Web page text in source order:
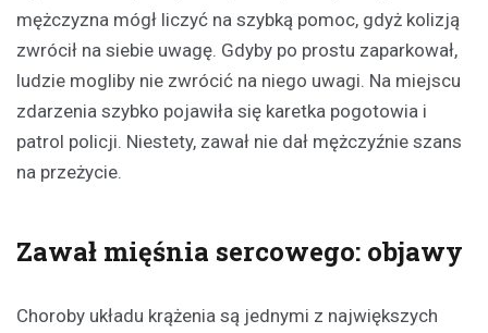
mężczyzna mógł liczyć na szybką pomoc, gdyż kolizją
zwrócił na siebie uwagę. Gdyby po prostu zaparkował,
ludzie mogliby nie zwrócić na niego uwagi. Na miejscu
zdarzenia szybko pojawiła się karetka pogotowia i
patrol policji. Niestety, zawał nie dał mężczyźnie szans
na przeżycie.
Zawał mięśnia sercowego: objawy
Choroby układu krążenia są jednymi z największych